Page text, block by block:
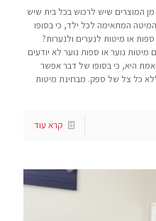
המוצרים שיש לרכוש בכל בית שיש
המתאימה לכל ילד, כי בסופו
או מיטות לנערים ולנערות?
נוער או ספות נוער לא יודעים
היא, כי בסופו של דבר אפשר
ללא כל צל של ספק. מבחינת מיטות
קרא עוד